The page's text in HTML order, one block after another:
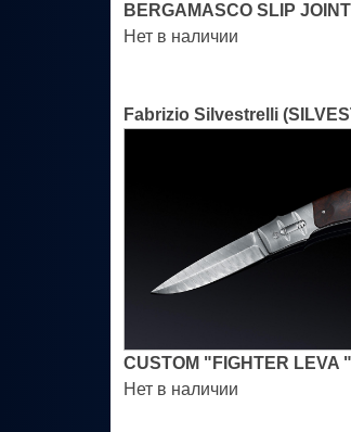
BERGAMASCO SLIP JOINT
Нет в наличии
Fabrizio Silvestrelli
CUSTOM "FIGHTER LEVA "
Нет в наличии